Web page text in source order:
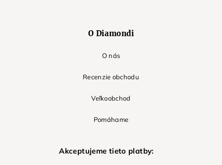
O Diamondi
O nás
Recenzie obchodu
Veľkoobchod
Pomáhame
Akceptujeme tieto platby: